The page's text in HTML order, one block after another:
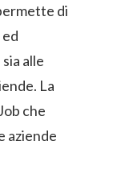
di
alle
La
che
aziende